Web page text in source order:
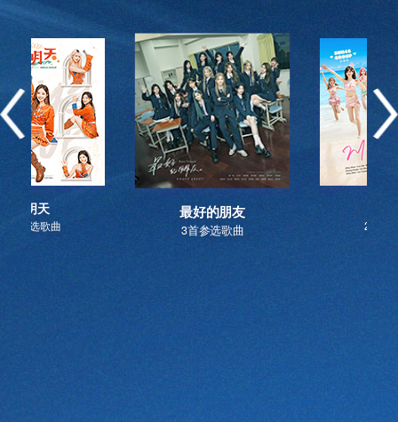
致明天
4首参选歌曲
最好的朋友
3首参选歌曲 2首参